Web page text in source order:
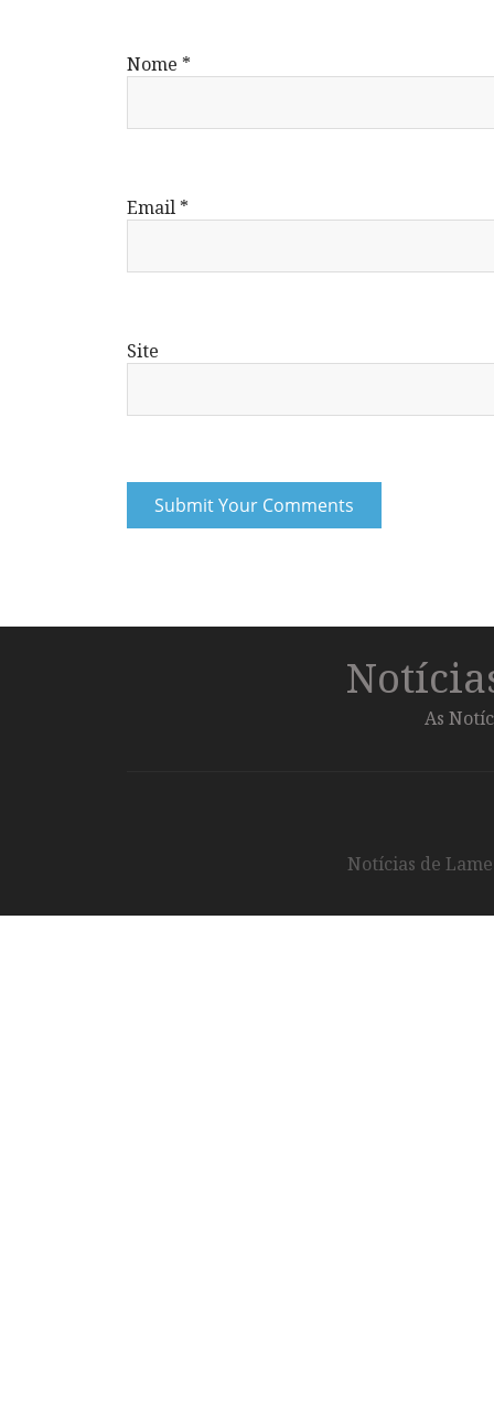
Nome *
Email *
Site
As
Notícias de